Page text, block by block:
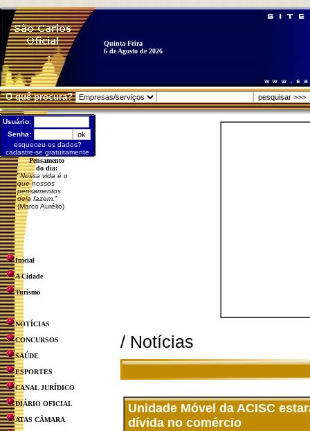
Quinta-Feira
6 de Agosto de 2026
O quê procura?
Usuário:
Senha:
esqueceu os dados?
cadastre-se gratuitamente
Pensamento
do dia:
"Nossa vida é o
que nossos
pensamentos
dela fazem. "
(Marco Aurélio)
Inicial
A Cidade
Turismo
NOTÍCIAS
CONCURSOS
SAÚDE
ESPORTES
CANAL JURÍDICO
DIÁRIO OFICIAL
ATAS CÂMARA
/ Notícias
Unidade Móvel da ACISC
dívida no comércio